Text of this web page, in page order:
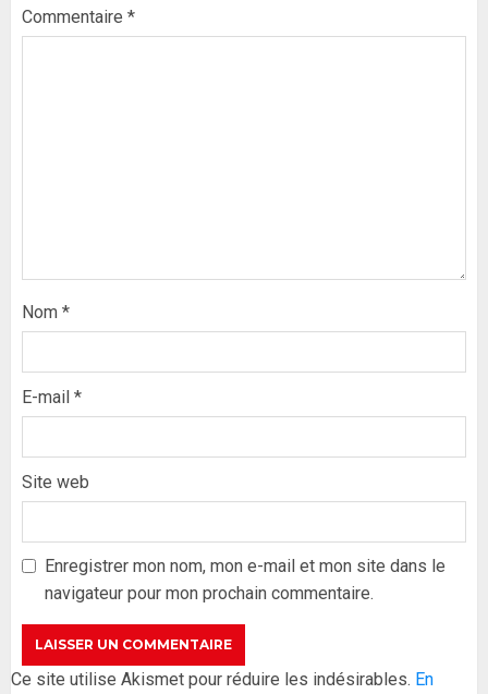
Commentaire *
Nom *
E-mail *
Site web
Enregistrer mon nom, mon e-mail et mon site dans le
navigateur pour mon prochain commentaire.
Ce site utilise Akismet pour réduire les indésirables. En
Formation du nouveau
ses lignes rouges et met en
garde ses responsables
26 MAI 2026 0
Réintégration de Sonko à